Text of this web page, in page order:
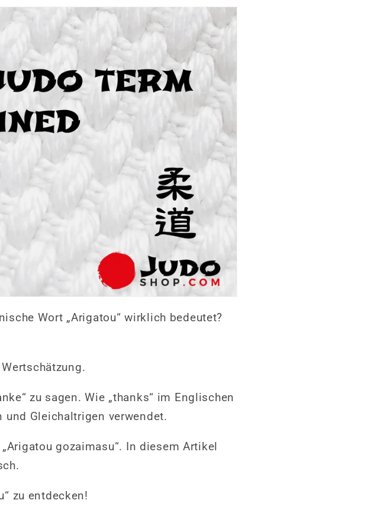
Wort „Arigatou“ wirklich bedeutet?
zu sagen. Wie „thanks“ im Englischen
und Gleichaltrigen verwendet.
gozaimasu“. In diesem Artikel
zu entdecken!